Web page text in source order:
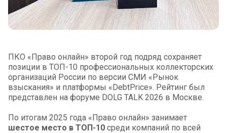
ПКО «Право онлайн» второй год подряд сохраняет
позиции в ТОП-10 профессиональных коллекторских
организаций России по версии СМИ «Рынок
взыскания» и платформы «DebtPrice». Рейтинг был
представлен на форуме DOLG TALK 2026 в Москве.
По итогам 2025 года «Право онлайн» занимает
шестое место в ТОП-10 среди компаний по всей